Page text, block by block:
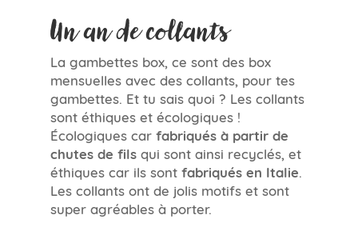
Un an de collants
La gambettes box, ce sont des box
mensuelles avec des collants, pour tes
gambettes. Et tu sais quoi ? Les collants
sont éthiques et écologiques !
Écologiques car fabriqués à partir de
chutes de filsqui sont ainsi recyclés, et
éthiques car ils sont fabriqués en Italie.
Les collants ont de jolis motifs et sont
super agréables à porter.